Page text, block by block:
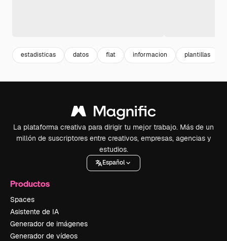
estadisticas datos flat informacion plantillas
La plataforma creativa para dirigir tu mejor trabajo. Más de un
millón de suscriptores entre creativos, empresas, agencias y
estudios.
Español
Productos
Spaces
Asistente de IA
Generador de imágenes
Generador de vídeos